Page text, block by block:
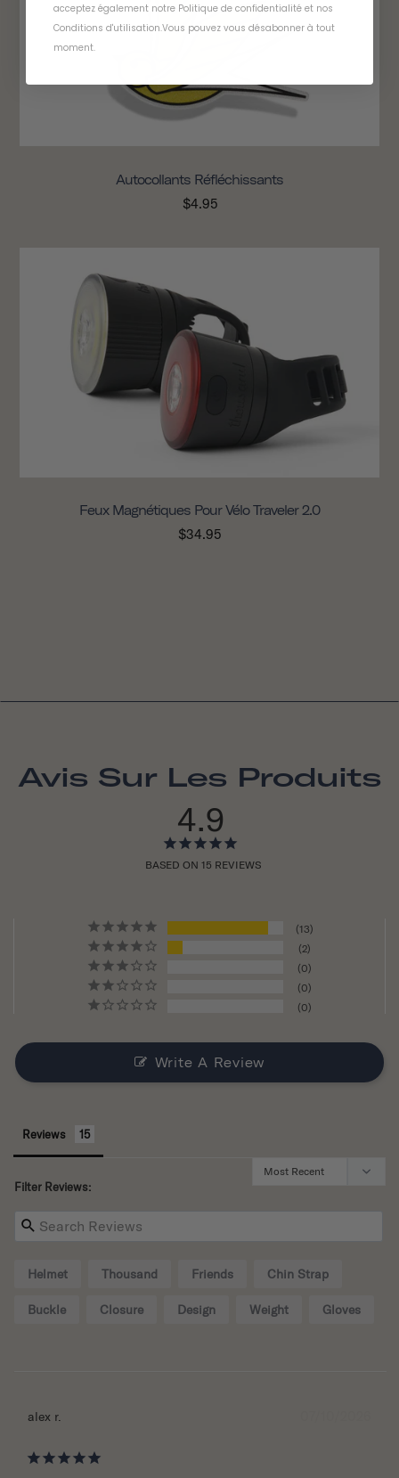
Autocollants Réfléchissants
$4.95
Feux Magnétiques Pour Vélo Traveler 2.0
$34.95
Avis Sur Les Produits
4.9
BASED ON 15 REVIEWS
13
2
0
0
0
Write A Review
Reviews
Filter Reviews:
Helmet Thousand Friends Chin Strap
Buckle Closure Design Weight Gloves
alex r.
acceptez également notre Politique de confidentialité et nos
Conditions d'utilisation.Vous pouvez vous désabonner à tout
moment.